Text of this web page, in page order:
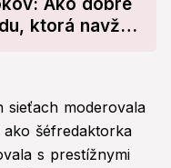
Ako dobre
ktorá navždy
sieťach moderovala
šéfredaktorka
s prestížnymi